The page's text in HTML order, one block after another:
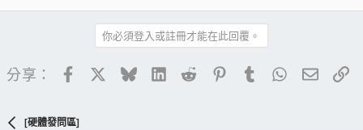
你必須登入或註冊才能在此回覆。
分享： FacebookBlueskyLinkedIn
Reddit PinterestTumblrWhatsApp
電子
[硬體發問區]